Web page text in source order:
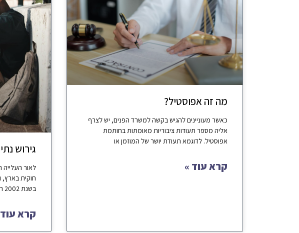
מה זה אפוסטיל?
כאשר מעוניינים להגיש בקשה למשרד הפנים, יש לצרף
אליה מספר תעודות ציבוריות מאומתות בחותמת
אפוסטיל. לדוגמא תעודת יושר של המוזמן או
קרא עוד »
גירוש
לאור
חוקית
בשנת 2002 הוקמה במשרד התמ"ת,
קרא